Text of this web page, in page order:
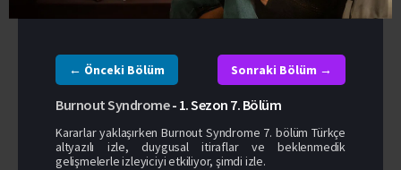
← Önceki Bölüm Sonraki Bölüm →
Burnout Syndrome- 1. Sezon 7. Bölüm
Kararlar yaklaşırken Burnout Syndrome 7. bölüm Türkçe
altyazılı izle, duygusal itiraflar ve beklenmedik
gelişmelerle izleyiciyi etkiliyor, şimdi izle.